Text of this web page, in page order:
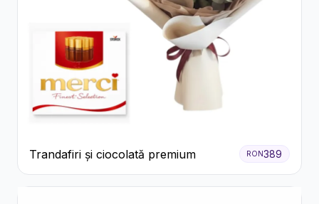
Trandafiri și ciocolată premium RON389